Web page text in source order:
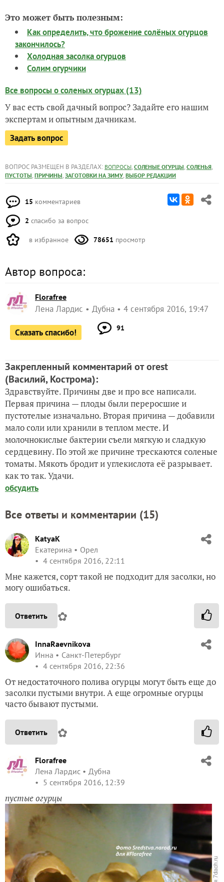
Это может быть полезным:
Как определить, что брожение солёных огурцов
закончилось?
Холодная засолка огурцов
Солим огурчики
Все вопросы о соленых огурцах (13)
У вас есть свой дачный вопрос? Задайте его нашим
экспертам и опытным дачникам.
Задать вопрос
ВОПРОС РАЗМЕЩЕН В РАЗДЕЛАХ: ВОПРОСЫ, СОЛЕНЫЕ ОГУРЦЫ, СОЛЕНЬЯ,
ПУСТОТЫ, ПРИЧИНЫ, ЗАГОТОВКИ НА ЗИМУ, ВЫБОР РЕДАКЦИИ
15 комментариев
2 спасибо за вопрос
в избранное 78651 просмотр
Автор вопроса:
Florafree
Лена Лардис Дубна 4 сентября 2016, 19:47
Сказать спасибо! 91
Закрепленный комментарий от orest
(Василий, Кострома):
Здравствуйте. Причины две и про все написали.
Первая причина — плоды были переросшие и
пустотелые изначально. Вторая причина — добавили
мало соли или хранили в теплом месте. И
молочнокислые бактерии съели мягкую и сладкую
сердцевину. По этой же причине трескаются соленые
томаты. Мякоть бродит и углекислота её разрывает.
как то так. Удачи.
обсудить
Все ответы и комментарии (15)
KatyaK
Екатерина
Орел
4 сентября 2016, 22:11
Мне кажется, сорт такой не подходит для засолки, но
могу ошибаться.
Ответить ✿
InnaRaevnikova
Инна
Санкт-Петербург
4 сентября 2016, 22:36
От недостаточного полива огурцы могут быть еще до
засолки пустыми внутри. А еще огромные огурцы
часто бывают пустыми.
Ответить ✿
Florafree
Лена Лардис
Дубна
5 сентября 2016, 12:39
пустые огурцы